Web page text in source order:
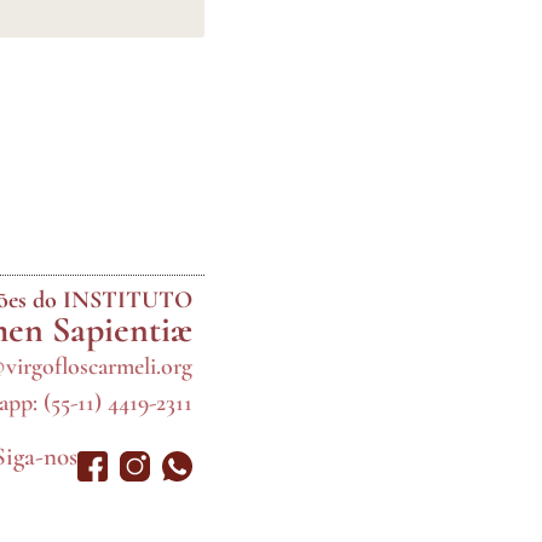
do INSTITUTO
Sapientiæ
(55-11) 4419-2311
nos